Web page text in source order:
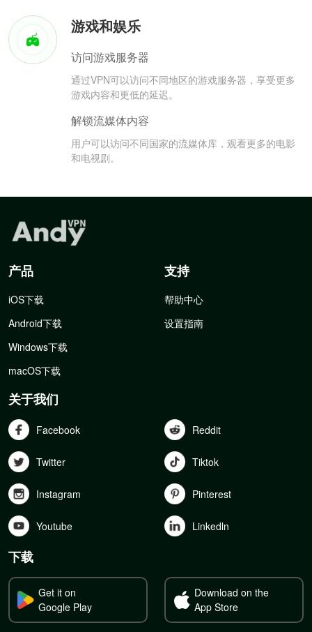
游戏和娱乐
访问游戏服务器
通过VPN可以访问不同地区的游戏服务器，享受更多
游戏内容和更低的延迟。
解锁流媒体内容
用户可以访问不同国家的流媒体库，观看更多的电影
和电视剧。
产品
iOS下载
Android下载
Windows下载
macOS下载
支持
帮助中心
设置指南
关于我们
Facebook Reddit
Twitter Tiktok
Instagram Pinterest
Youtube Linkedln
下载
Get it on
Google Play
Download on the
App Store